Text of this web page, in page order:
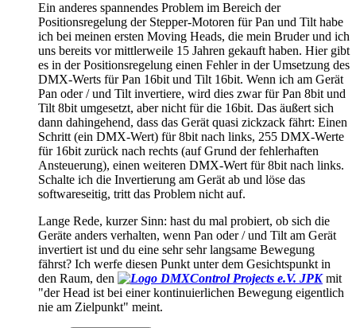
Ein anderes spannendes Problem im Bereich der
Positionsregelung der Stepper-Motoren für Pan und Tilt habe
ich bei meinen ersten Moving Heads, die mein Bruder und ich
uns bereits vor mittlerweile 15 Jahren gekauft haben. Hier gibt
es in der Positionsregelung einen Fehler in der Umsetzung des
DMX-Werts für Pan 16bit und Tilt 16bit. Wenn ich am Gerät
Pan oder / und Tilt invertiere, wird dies zwar für Pan 8bit und
Tilt 8bit umgesetzt, aber nicht für die 16bit. Das äußert sich
dann dahingehend, dass das Gerät quasi zickzack fährt: Einen
Schritt (ein DMX-Wert) für 8bit nach links, 255 DMX-Werte
für 16bit zurück nach rechts (auf Grund der fehlerhaften
Ansteuerung), einen weiteren DMX-Wert für 8bit nach links.
Schalte ich die Invertierung am Gerät ab und löse das
softwareseitig, tritt das Problem nicht auf.
Lange Rede, kurzer Sinn: hast du mal probiert, ob sich die
Geräte anders verhalten, wenn Pan oder / und Tilt am Gerät
invertiert ist und du eine sehr sehr langsame Bewegung
fährst? Ich werfe diesen Punkt unter dem Gesichtspunkt in
den Raum, den
JPKmit
"der Head ist bei einer kontinuierlichen Bewegung eigentlich
nie am Zielpunkt" meint.